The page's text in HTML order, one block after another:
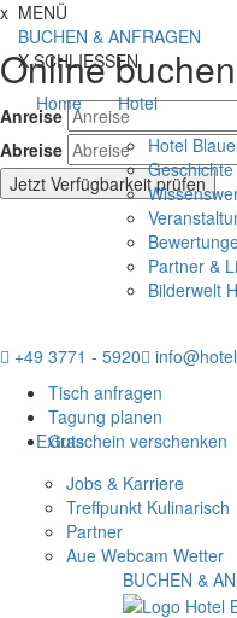
Direkt zum Inhalt springen
Direkt zur Navigation springen
Direkt zum Footer springen
x
Online
Anreise
Abreise
Jetzt Verfügbarkeit prüfen
+49 3771 - 5920
Tisch anfragen
Tagung planen
Gutschein verschenken
MENÜ
BUCHEN & ANFRAGEN
XSCHLIESSEN
Home
Hotel
Hotel
Geschichte
Partner &
Bilderwelt
Extras
Jobs & Karriere
Treffpunkt Kulinarisch
Partner
Aue Webcam Wetter
BUCHEN &